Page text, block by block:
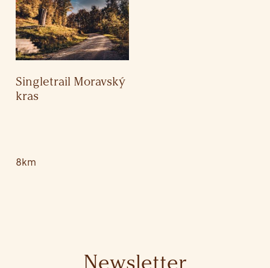
Singletrail Moravský
kras
8km
Newsletter